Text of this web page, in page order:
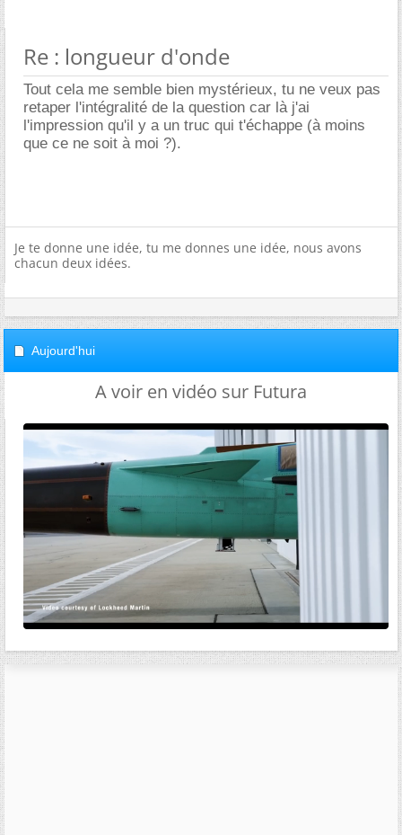
Re : longueur d'onde
Tout cela me semble bien mystérieux, tu ne veux pas
retaper l'intégralité de la question car là j'ai
l'impression qu'il y a un truc qui t'échappe (à moins
que ce ne soit à moi ?).
Je te donne une idée, tu me donnes une idée, nous avons
chacun deux idées.
Aujourd'hui
A voir en vidéo sur Futura